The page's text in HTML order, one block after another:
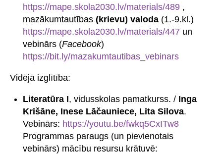
https://mape.skola2030.lv/materials/489,
mazākumtautības (krievu) valoda(1.-9.kl.)
https://mape.skola2030.lv/materials/447 un
vebinārs (Facebook)
https://bit.ly/mazakumtautibas_vebinars
Vidējā izglītība:
Literatūra I, vidusskolas pamatkurss. / Inga
Krišāne, Inese Lāčauniece, Lita Silova.
Vebinārs: https://youtu.be/fwkq5CxITw8
Programmas paraugs (un pievienotais
vebinārs) mācību resursu krātuvē: